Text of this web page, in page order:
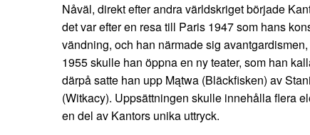
Nåväl, direkt efter andra världskriget började
det var efter en resa till Paris 1947 som hans
vändning, och han närmade sig
1955 skulle han öppna en ny teater, som han
därpå satte han upp Mątwa (Bläckfisken) av
(Witkacy). Uppsättningen skulle innehålla flera
en del av Kantors unika uttryck.